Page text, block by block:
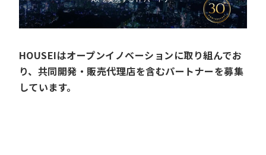
HOUSEIはオープンイノベーションに取り組んでお
り、共同開発・販売代理店を含むパートナーを募集
しています。